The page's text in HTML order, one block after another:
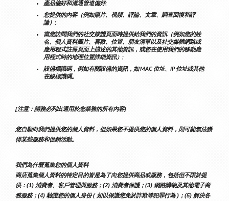
產品偏好和溝通管道偏好;
您提供的內容（例如照片、視頻、評論、文章、調查回復和評
論）;
當您訪問我們的社交媒體頁面時提供給我們的資訊（例如您的姓
名、個人資料圖片、喜歡、位置、朋友清單以及社交媒體網路或
應用程式註冊頁面上描述的其他資訊，或您在使用我們的移動應
用程式時的地理位置詳細資訊）;
設備標識碼，例如有關設備的資訊，如 MAC 位址、IP 位址或其他
在線標識碼。
[注意：請務必列出適用於您業務的所有內容]
您自願向我們提供您的個人資料，但如果您不提供您的個人資料，則可能無法獲
得某些服務和促銷活動。
我們為什麼蒐集您的個人資料
商店蒐集個人資料的特定目的皆是為了向您提供商品或服務，包括但不限於提
供：(1) 消費者、客戶管理與服務；(2) 消費者保護；(3) 網路購物及其他電子商
務服務；(4) 驗證您的個人身份 ( 如以保護您免於詐欺等犯罪行為 )；(5) 解決各